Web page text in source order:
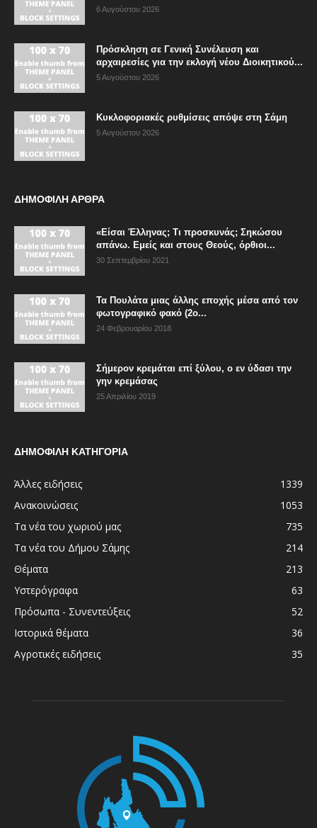
6 Αυγούστου 2026
Πρόσκληση σε Γενική Συνέλευση και
αρχαιρεσίες για την εκλογή νέου Διοικητικού...
5 Αυγούστου 2026
Κυκλοφοριακές ρυθμίσεις απόψε στη Σάμη
5 Αυγούστου 2026
ΔΗΜΟΦΙΛΗ ΑΡΘΡΑ
«Είσαι Έλληνας; Τι προσκυνάς; Σηκώσου
απάνω. Εμείς και στους Θεούς, όρθιοι...
30 Σεπτεμβρίου 2021
Τα Πουλάτα μιας άλλης εποχής μέσα από τον
φωτογραφικό φακό (2ο...
24 Φεβρουαρίου 2018
Σήμερον κρεμάται επί ξύλου, ο εν ύδασι την
γην κρεμάσας
25 Απριλίου 2019
ΔΗΜΟΦΙΛΗ ΚΑΤΗΓΟΡΙΑ
Άλλες ειδήσεις
1339
Ανακοινώσεις
1053
Τα νέα του χωριού μας
735
Τα νέα του Δήμου Σάμης
214
Θέματα
213
Υστερόγραφα
63
Πρόσωπα - Συνεντεύξεις
52
Ιστορικά θέματα
36
Αγροτικές ειδήσεις
35